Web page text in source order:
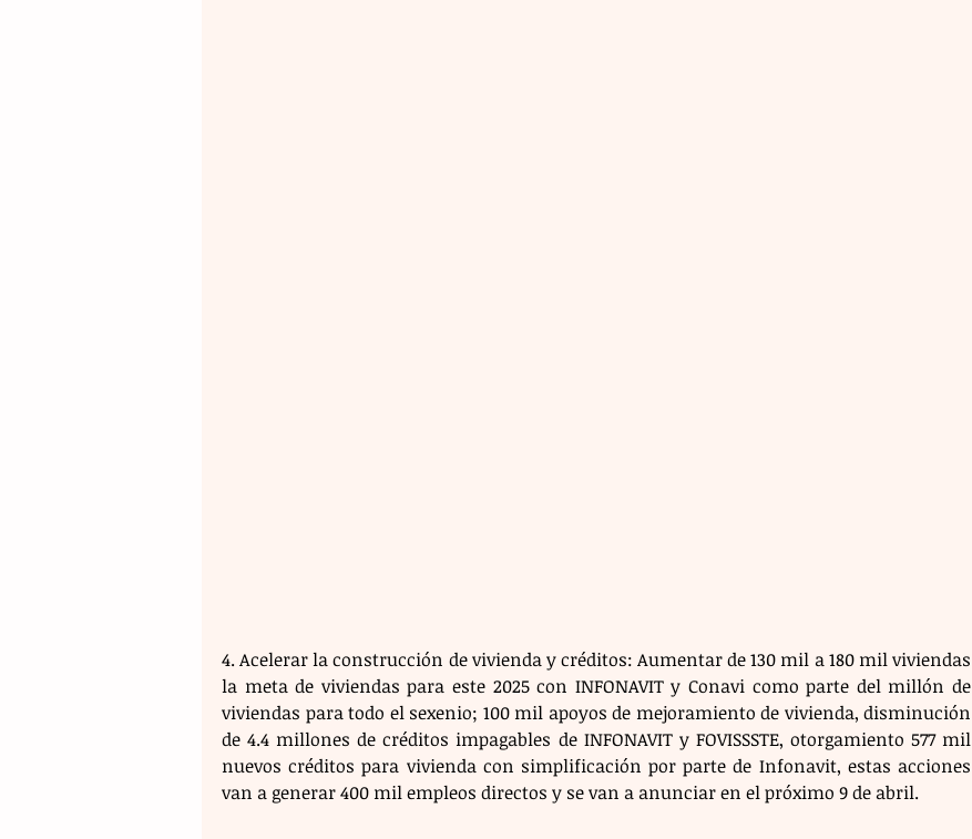
4. Acelerar la construcción de vivienda y créditos: Aumentar de 130 mil a 180 mil viviendas
la meta de viviendas para este 2025 con INFONAVIT y Conavi como parte del millón de
viviendas para todo el sexenio; 100 mil apoyos de mejoramiento de vivienda, disminución
de 4.4 millones de créditos impagables de INFONAVIT y FOVISSSTE, otorgamiento 577 mil
nuevos créditos para vivienda con simplificación por parte de Infonavit, estas acciones
van a generar 400 mil empleos directos y se van a anunciar en el próximo 9 de abril.